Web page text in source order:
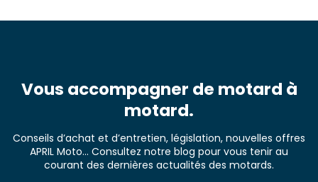
Vous accompagner de motard à
motard.
Conseils d’achat et d’entretien, législation, nouvelles offres
APRIL Moto... Consultez notre blog pour vous tenir au
courant des dernières actualités des motards.